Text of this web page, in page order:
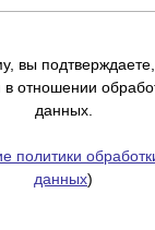
вы
в отношении
данных.
политики
данных)